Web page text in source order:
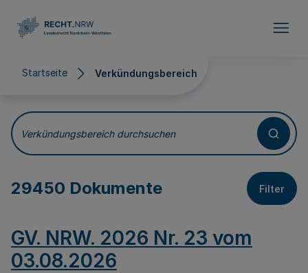
Startseite Verkündungsbereich
Verkündungsbereich
Verkündungsbereich durchsuchen
29450 Dokumente Filter
GV. NRW. 2026 Nr. 23 vom
03.08.2026